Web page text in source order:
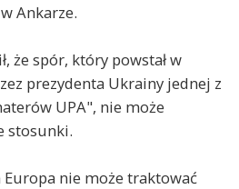
Ankarze.
że spór, który powstał w
prezydenta Ukrainy jednej z
UPA", nie może
stosunki.
Europa nie może traktować